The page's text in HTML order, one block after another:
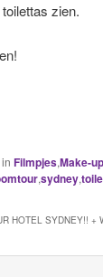
zien.
Filmpjes,Make-up
,sydney,
HOTEL SYDNEY!! +